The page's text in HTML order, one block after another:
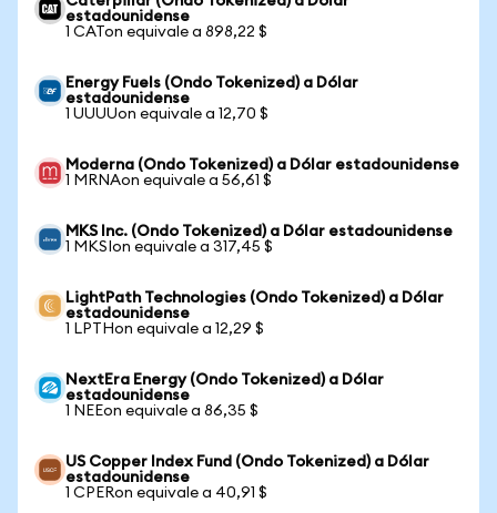
estadounidense
1 CATon equivale a 898,22 $
Energy Fuels (Ondo Tokenized) a Dólar
estadounidense
1 UUUUon equivale a 12,70 $
Moderna (Ondo Tokenized) a Dólar estadounidense
1 MRNAon equivale a 56,61 $
MKS Inc. (Ondo Tokenized) a Dólar estadounidense
1 MKSIon equivale a 317,45 $
LightPath Technologies (Ondo Tokenized) a Dólar
estadounidense
1 LPTHon equivale a 12,29 $
NextEra Energy (Ondo Tokenized) a Dólar
estadounidense
1 NEEon equivale a 86,35 $
US Copper Index Fund (Ondo Tokenized) a Dólar
estadounidense
1 CPERon equivale a 40,91 $